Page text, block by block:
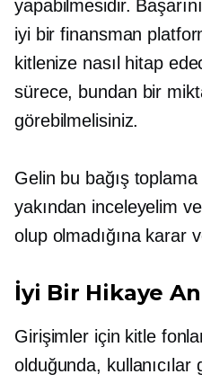
yapabilmesidir.
iyi bir finansman
kitlenize nasıl hitap
sürece, bundan bir
görebilmelisiniz.
Gelin bu bağış toplama
yakından inceleyelim
olup olmadığına karar
İyi Bir Hikaye
Girişimler için kitle
olduğunda,